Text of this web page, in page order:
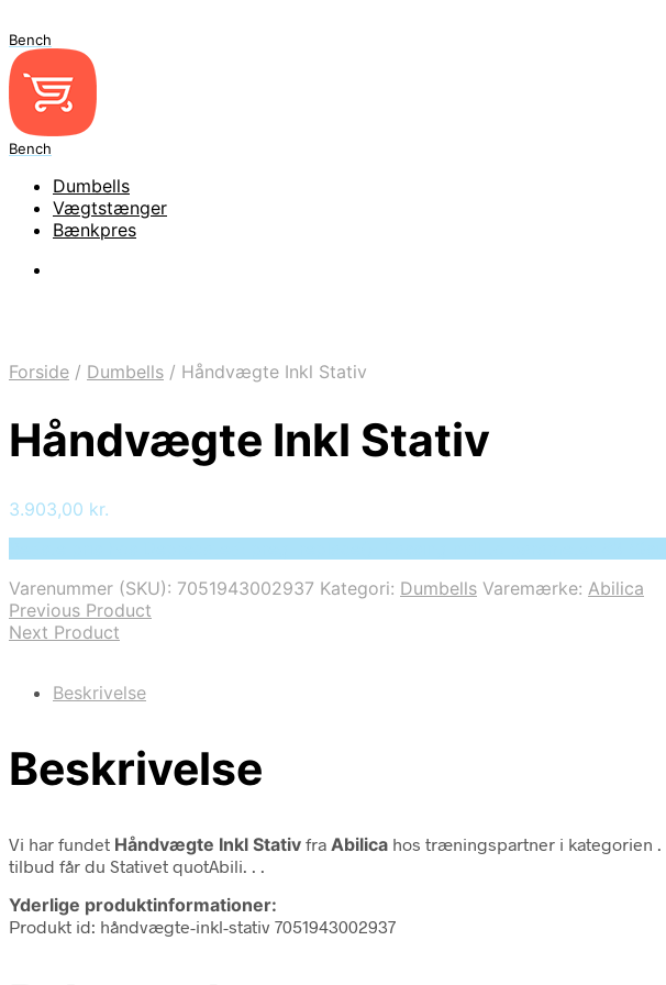
Bench
Bench
Dumbells
Vægtstænger
Bænkpres
Forside / Dumbells / Håndvægte Inkl Stativ
Håndvægte Inkl Stativ
3.903,00 kr.
Varenummer (SKU): 7051943002937 Kategori: Dumbells Varemærke: Abilica
Previous Product
Next Product
Beskrivelse
Beskrivelse
Vi har fundet Håndvægte Inkl Stativ fra Abilica hos træningspartner i kategorien
tilbud får du Stativet quotAbili. . .
Yderlige produktinformationer:
Produkt id: håndvægte-inkl-stativ 7051943002937